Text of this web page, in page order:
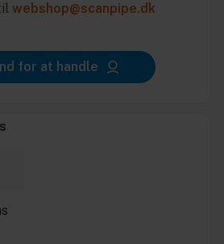
webshop@scanpipe.dk
for at handle